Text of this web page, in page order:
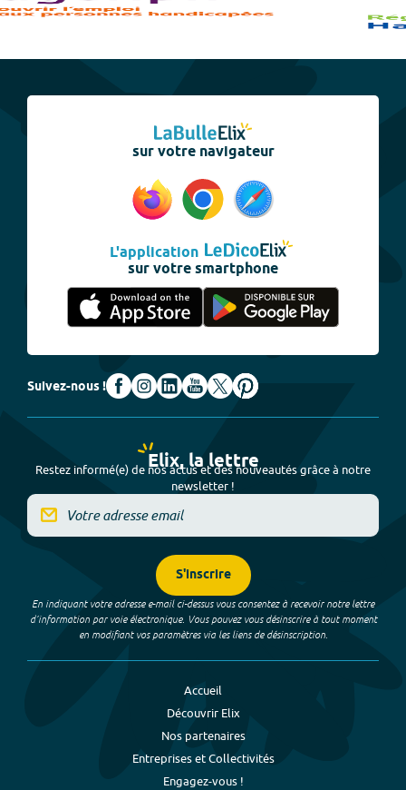
sur votre navigateur
L'application
sur votre smartphone
Suivez-nous !
Elix, la lettre
Restez informé(e) de nos actus et des nouveautés grâce à notre
newsletter !
S'inscrire
En indiquant votre adresse e-mail ci-dessus vous consentez à recevoir notre lettre
d’information par voie électronique. Vous pouvez vous désinscrire à tout moment
en modifiant vos paramètres via les liens de désinscription.
Accueil
Découvrir Elix
Nos partenaires
Entreprises et Collectivités
Engagez-vous !